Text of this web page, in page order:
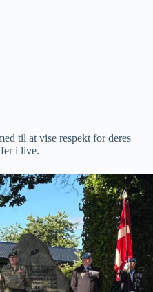
til at vise respekt for deres
i live.